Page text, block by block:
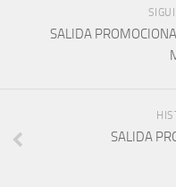
SALIDA
SALIDA